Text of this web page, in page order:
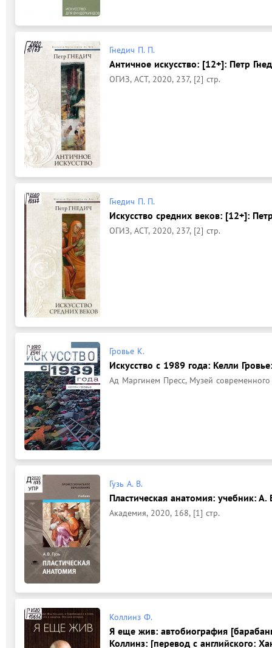
Гнедич П. П.
Античное искусство: [12+]: Петр
ОГИЗ, АСТ, 2020, 237, [2] стр.
Гнедич П. П.
Искусство средних веков: [12+]:
ОГИЗ, АСТ, 2020, 237, [2] стр.
Гровье К.
Искусство с 1989 года: Келли
Ад Маргинем Пресс, Музей современного
Гузь А. В.
Пластическая анатомия: учебник: А.
Академия, 2020, 168, [1] стр.
Коллинз Ф.
Я еще жив: автобиография
Коллинз: [перевод с английского: